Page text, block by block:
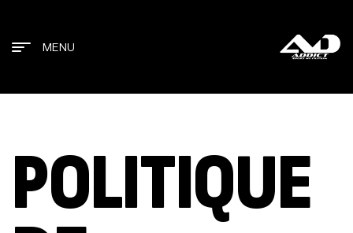
MENU
POLITIQUE